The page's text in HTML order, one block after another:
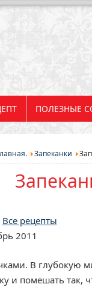
ПОЛЕЗНЫЕ
Запеканки
Все рецепты
2011
В глубокую
и помешать так,